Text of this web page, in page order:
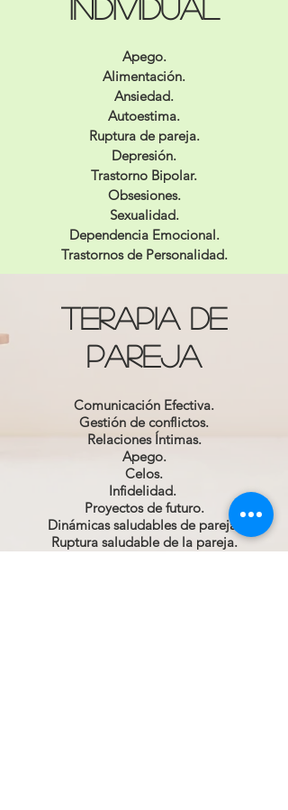
Individual
Apego.
Alimentación.
Ansiedad.
Autoestima.
Ruptura de pareja.
Depresión.
Trastorno Bipolar.
Obsesiones.
Sexualidad.
Dependencia Emocional.
Trastornos de Personalidad.
Terapia de
Pareja
Comunicación Efectiva.
Gestión de conflictos.
Relaciones Íntimas.
Apego.
Celos.
Infidelidad.
Proyectos de futuro.
Dinámicas saludables de pareja.
Ruptura saludable de la pareja.